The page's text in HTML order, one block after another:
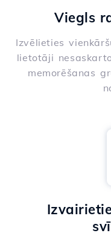
Viegls
Izvēlieties
lietotāji
memorēšanas